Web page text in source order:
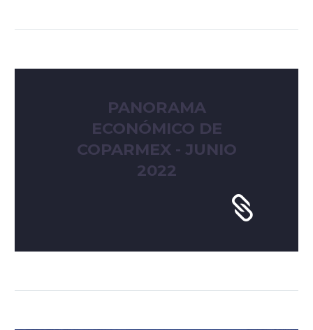
PANORAMA
ECONÓMICO DE
COPARMEX - JUNIO
2022